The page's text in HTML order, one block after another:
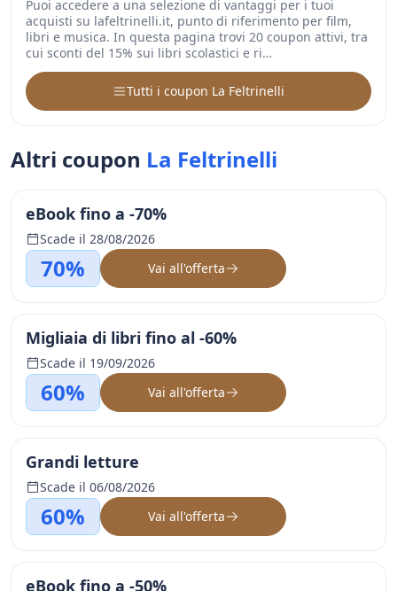
Puoi accedere a una selezione di vantaggi per i tuoi
acquisti su lafeltrinelli.it, punto di riferimento per film,
libri e musica. In questa pagina trovi 20 coupon attivi, tra
cui sconti del 15% sui libri scolastici e ri…
Tutti i coupon La Feltrinelli
Altri coupon La Feltrinelli
eBook fino a -70%
Scade il 28/08/2026
70% Vai all'offerta
Migliaia di libri fino al -60%
Scade il 19/09/2026
60% Vai all'offerta
Grandi letture
Scade il 06/08/2026
60% Vai all'offerta
eBook fino a -50%